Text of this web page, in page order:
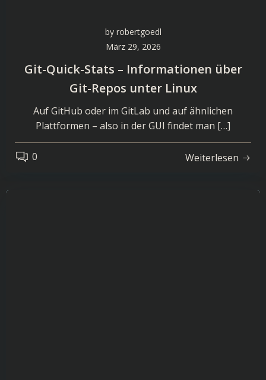
by robertgoedl
März 29, 2026
Git-Quick-Stats – Informationen über
Git-Repos unter Linux
Auf GitHub oder im GitLab und auf ähnlichen
Plattformen – also in der GUI findet man […]
0 Weiterlesen